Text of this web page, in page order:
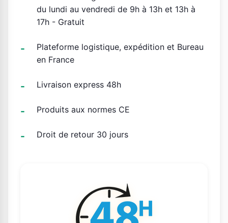
du lundi au vendredi de 9h à 13h et 13h à
17h - Gratuit
Plateforme logistique, expédition et Bureau
en France
Livraison express 48h
Produits aux normes CE
Droit de retour 30 jours